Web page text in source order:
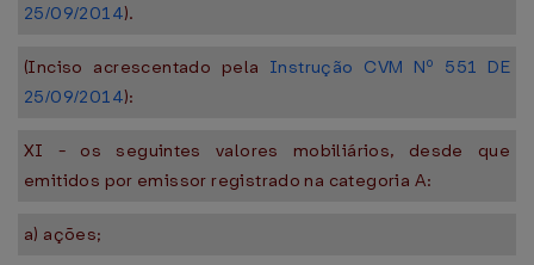
25/09/2014).
(Inciso acrescentado pela Instrução CVM Nº 551 DE
25/09/2014):
XI - os seguintes valores mobiliários, desde que
emitidos por emissor registrado na categoria A:
a) ações;